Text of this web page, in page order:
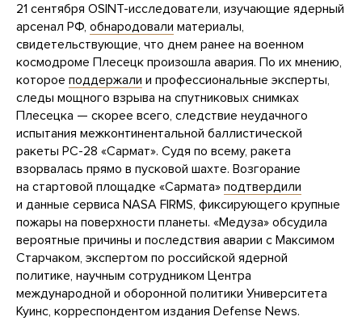
21 сентября OSINT-исследователи, изучающие ядерный
арсенал РФ, обнародовали материалы,
свидетельствующие, что днем ранее на военном
космодроме Плесецк произошла авария. По их мнению,
которое поддержали и профессиональные эксперты,
следы мощного взрыва на спутниковых снимках
Плесецка — скорее всего, следствие неудачного
испытания межконтинентальной баллистической
ракеты РС-28 «Сармат». Судя по всему, ракета
взорвалась прямо в пусковой шахте. Возгорание
на стартовой площадке «Сармата» подтвердили
и данные сервиса NASA FIRMS, фиксирующего крупные
пожары на поверхности планеты. «Медуза» обсудила
вероятные причины и последствия аварии с Максимом
Старчаком, экспертом по российской ядерной
политике, научным сотрудником Центра
международной и оборонной политики Университета
Куинс, корреспондентом издания Defense News.